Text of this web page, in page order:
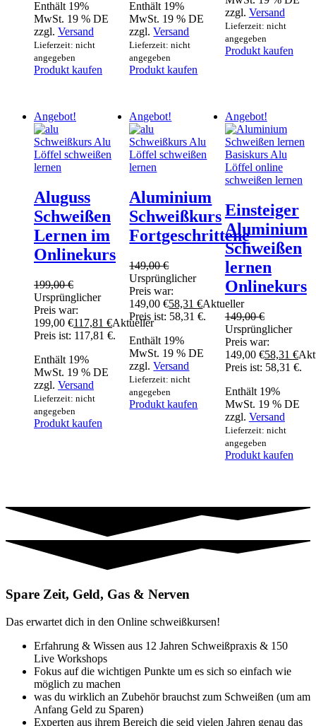
Enthält 19%
MwSt. 19 % DE
zzgl. Versand
Lieferzeit: nicht
angegeben
Produkt kaufen
Enthält 19%
MwSt. 19 % DE
zzgl.Versand
Lieferzeit: nicht
angegeben
Produkt kaufen
zzgl. Versand
Lieferzeit: nicht
angegeben
Produkt kaufen
Angebot!
Aluguss
Schweißen
Lernen im
Onlinekurs
199,00€
Ursprünglicher
Preis war:
199,00 €117,81 €Aktueller
Preis ist: 117,81 €.
Enthält 19%
MwSt. 19 % DE
zzgl. Versand
Lieferzeit: nicht
angegeben
Produkt kaufen
Angebot!
Aluminium
Schweißkurs
Fortgeschrittene
149,00€
Ursprünglicher
Preis war:
149,00 €58,31€Aktueller
Preis ist: 58,31 €.
Enthält 19%
MwSt. 19 % DE
zzgl.Versand
Lieferzeit: nicht
angegeben
Produkt kaufen
Angebot!
Einsteiger
Aluminium
Schweißen
lernen
Onlinekurs
149,00€
Ursprünglicher
Preis war:
149,00 €58,31 €
Preis ist: 58,31 €.
Enthält 19%
MwSt. 19 % DE
zzgl. Versand
Lieferzeit: nicht
angegeben
Produkt kaufen
Spare Zeit, Geld, Gas & Nerven
Das erwartet dich in den Online schweißkursen!
Erfahrung & Wissen aus 12 Jahren Schweißpraxis & 150
Live Workshops
Fokus auf die wichtigen Punkte um es sich so einfach wie
möglich zu machen
was du wirklich an Zubehör brauchst zum Schweißen (um am
Anfang Geld zu Sparen)
Experten aus ihrem Bereich die seid vielen Jahren genau das